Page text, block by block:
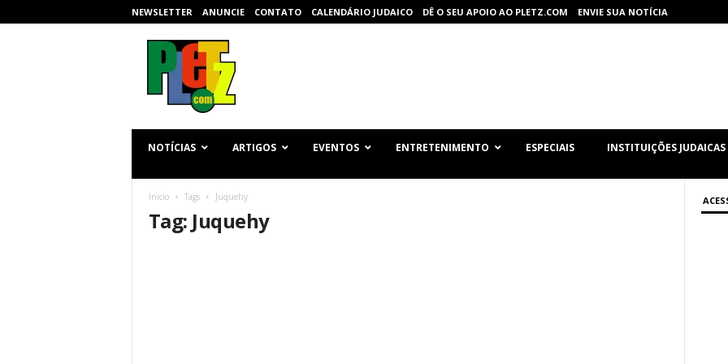
NEWSLETTER ANUNCIE CONTATO CALENDÁRIO JUDAICO DÊ O SEU APOIO AO PLETZ.COM ENVIE SUA NOTÍCIA
NOTÍCIAS ARTIGOS EVENTOS ENTRETENIMENTO ESPECIAIS INSTITUIÇÕES JUDAICAS
Início Tags Juquehy
Tag: Juquehy